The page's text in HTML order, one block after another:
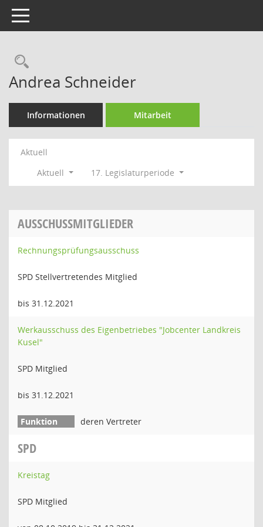
Toggle navigation
Rechercheauswahl
Andrea Schneider
Informationen Mitarbeit
Aktuell
Aktuell
17. Legislaturperiode
AUSSCHUSSMITGLIEDER
Rechnungsprüfungsausschuss
SPD Stellvertretendes Mitglied
bis 31.12.2021
Werkausschuss des Eigenbetriebes "Jobcenter Landkreis
Kusel"
SPD Mitglied
bis 31.12.2021
deren Vertreter
SPD
Kreistag
SPD Mitglied